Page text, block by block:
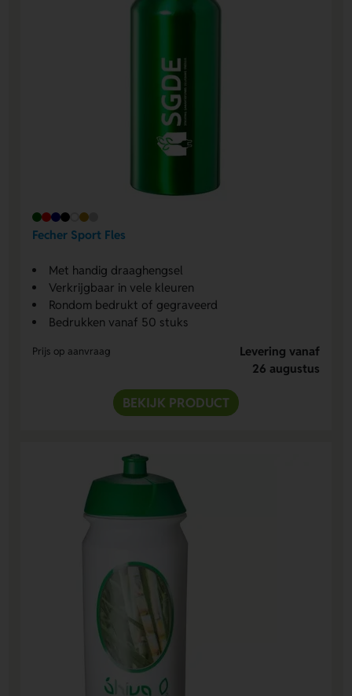
Fecher Sport Fles
Met handig draaghengsel
Verkrijgbaar in vele kleuren
Rondom bedrukt of gegraveerd
Bedrukken vanaf 50 stuks
Prijs op aanvraag
Levering vanaf
26 augustus
BEKIJK PRODUCT